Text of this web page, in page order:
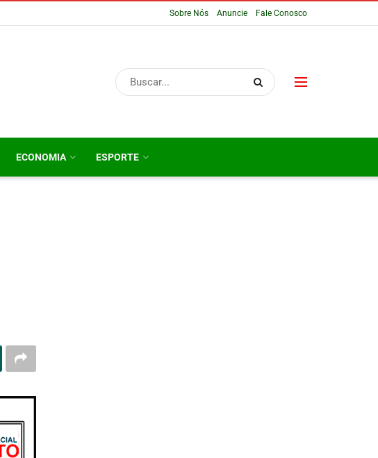
Sobre Nós Anuncie Fale Conosco
ECONOMIA ESPORTE